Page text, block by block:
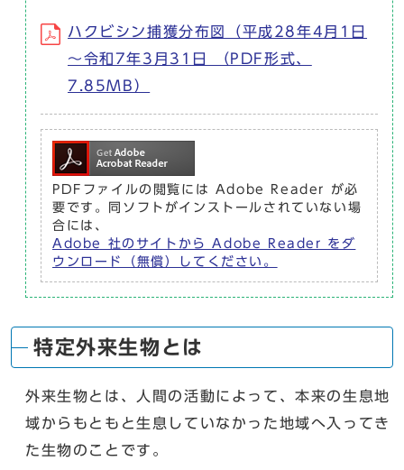
ハクビシン捕獲分布図（平成28年4月1日
～令和7年3月31日 （PDF形式、
7.85MB）
PDFファイルの閲覧には Adobe Reader が必
要です。同ソフトがインストールされていない場
合には、
Adobe 社のサイトから Adobe Reader をダ
ウンロード（無償）してください。
特定外来生物とは
外来生物とは、人間の活動によって、本来の生息地
域からもともと生息していなかった地域へ入ってき
た生物のことです。